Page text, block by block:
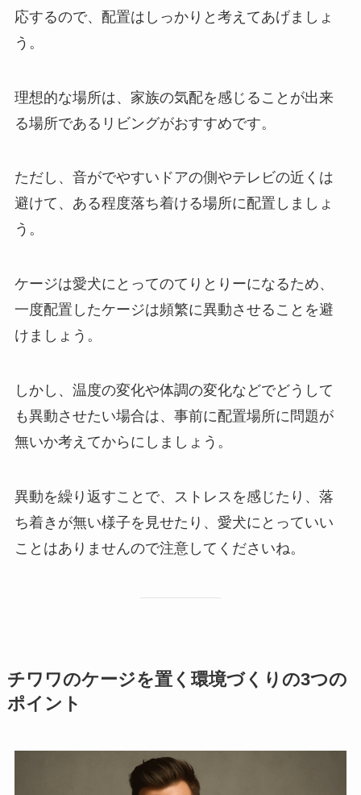
応するので、配置はしっかりと考えてあげましょ
う。
理想的な場所は、家族の気配を感じることが出来
る場所であるリビングがおすすめです。
ただし、音がでやすいドアの側やテレビの近くは
避けて、ある程度落ち着ける場所に配置しましょ
う。
ケージは愛犬にとってのてりとりーになるため、
一度配置したケージは頻繁に異動させることを避
けましょう。
しかし、温度の変化や体調の変化などでどうして
も異動させたい場合は、事前に配置場所に問題が
無いか考えてからにしましょう。
異動を繰り返すことで、ストレスを感じたり、落
ち着きが無い様子を見せたり、愛犬にとっていい
ことはありませんので注意してくださいね。
チワワのケージを置く環境づくりの3つの
ポイント